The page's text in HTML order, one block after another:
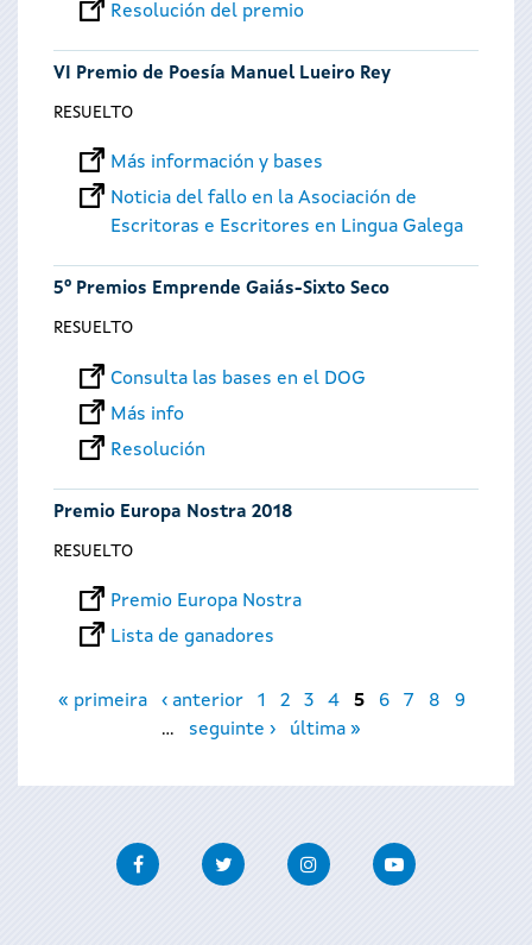
Resolución del premio
VI Premio de Poesía Manuel Lueiro Rey
RESUELTO
Más información y bases
Noticia del fallo en la Asociación de
Escritoras e Escritores en Lingua Galega
5º Premios Emprende Gaiás-Sixto Seco
RESUELTO
Consulta las bases en el DOG
Más info
Resolución
Premio Europa Nostra 2018
RESUELTO
Premio Europa Nostra
Lista de ganadores
Páginas
« primeira ‹ anterior 1 2 3 4 5 6 7 8
9
…
seguinte › última »
FacebookTwitter InstagramYoutube